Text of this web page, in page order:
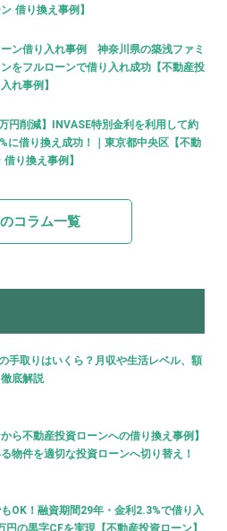
借り換え事例】
ン借り入れ事例 神奈川県の築浅ファミ
をフルローンで借り入れ成功【不動産投
れ事例】
円削減】INVASE特別金利を利用して約
に借り換え成功！｜東京都中央区【不動
り換え事例】
コラム一覧
手取りはいくら？月収や生活レベル、額
底解説
から不動産投資ローンへの借り換え事例】
物件を適切な投資ローンへ切り替え！
OK！融資期間29年・金利2.3%で借り入